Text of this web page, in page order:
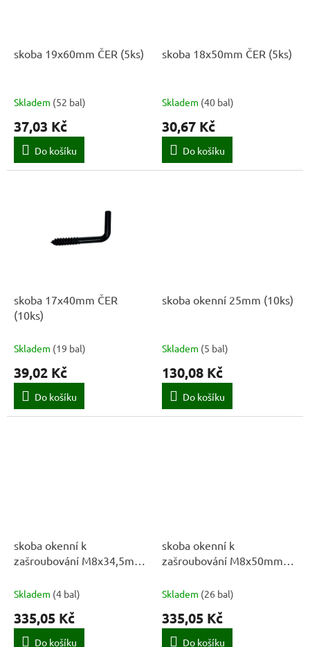
skoba 19x60mm ČER (5ks)
Skladem (52 bal)
37,03 Kč
Do košíku
skoba 18x50mm ČER (5ks)
Skladem (40 bal)
30,67 Kč
Do košíku
skoba 17x40mm ČER
(10ks)
Skladem (19 bal)
39,02 Kč
Do košíku
skoba okenní 25mm (10ks)
Skladem (5 bal)
130,08 Kč
Do košíku
skoba okenní k
zašroubování M8x34,5mm
Skladem (4 bal)
335,05 Kč
Do košíku
skoba okenní k
zašroubování M8x50mm
Skladem (26 bal)
335,05 Kč
Do košíku